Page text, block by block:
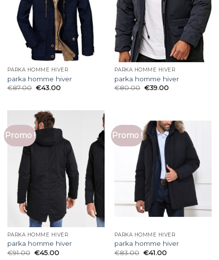
PARKA HOMME HIVER
parka homme hiver
€87.00 €43.00
PARKA HOMME HIVER
parka homme hiver
€80.00 €39.00
Promo !
PARKA HOMME HIVER
parka homme hiver
€91.00 €45.00
Promo !
PARKA HOMME HIVER
parka homme hiver
€83.00 €41.00